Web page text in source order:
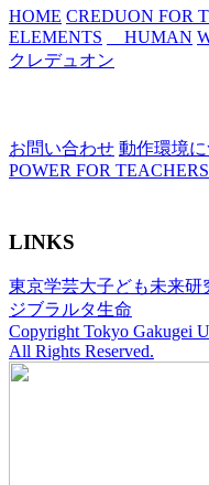
HOME CREDUON FOR
ELEMENTS
HUMAN
クレデュオン
お問い合わせ 動作環境
POWER FOR TEACHERS
LINKS
東京学芸大子ども未来研
ジブラルタ生命
Copyright Tokyo Gakugei
All Rights Reserved.